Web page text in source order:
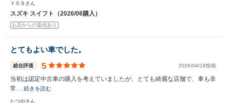
ＹＯＳさん
スズキ スイフト（2026/06購入）
お店からの返信あり
とてもよい車でした。
総合評価 5 2026/04/18投稿
当初は認定中古車の購入を考えていましたが、とても綺麗な店舗で、車も非
常… 続きを読む
たつやさん